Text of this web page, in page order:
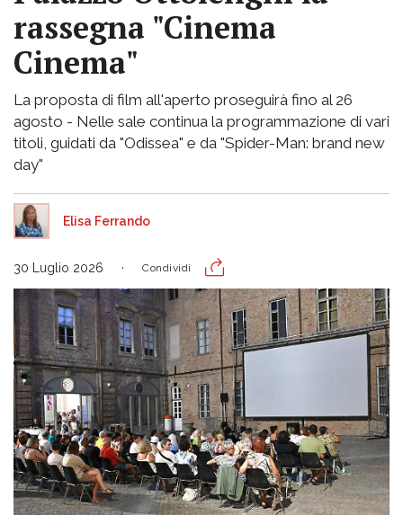
rassegna "Cinema
Cinema"
La proposta di film all'aperto proseguirà fino al 26
agosto - Nelle sale continua la programmazione di vari
titoli, guidati da "Odissea" e da "Spider-Man: brand new
day"
Elisa Ferrando
30 Luglio 2026 Condividi